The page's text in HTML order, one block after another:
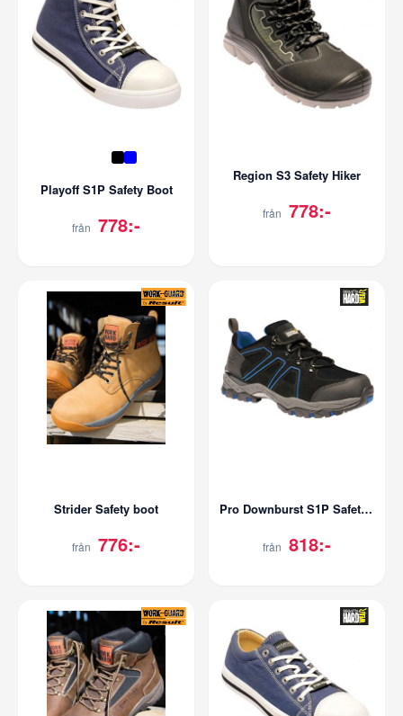
Playoff S1P Safety Boot
från 778:-
Region S3 Safety Hiker
från 778:-
Strider Safety boot
från 776:-
Pro Downburst S1P Safety Trainer
från 818:-